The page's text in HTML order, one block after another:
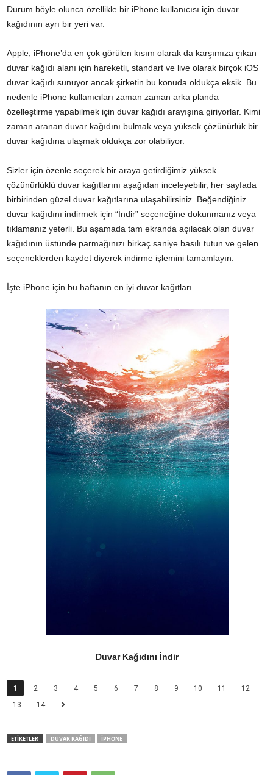
Durum böyle olunca özellikle bir iPhone kullanıcısı için duvar
kağıdının ayrı bir yeri var.
Apple, iPhone’da en çok görülen kısım olarak da karşımıza çıkan
duvar kağıdı alanı için hareketli, standart ve live olarak birçok iOS
duvar kağıdı sunuyor ancak şirketin bu konuda oldukça eksik. Bu
nedenle iPhone kullanıcıları zaman zaman arka planda
özelleştirme yapabilmek için duvar kağıdı arayışına giriyorlar. Kimi
zaman aranan duvar kağıdını bulmak veya yüksek çözünürlük bir
duvar kağıdına ulaşmak oldukça zor olabiliyor.
Sizler için özenle seçerek bir araya getirdiğimiz yüksek
çözünürlüklü duvar kağıtlarını aşağıdan inceleyebilir, her sayfada
birbirinden güzel duvar kağıtlarına ulaşabilirsiniz. Beğendiğiniz
duvar kağıdını indirmek için “İndir” seçeneğine dokunmanız veya
tıklamanız yeterli. Bu aşamada tam ekranda açılacak olan duvar
kağıdının üstünde parmağınızı birkaç saniye basılı tutun ve gelen
seçeneklerden kaydet diyerek indirme işlemini tamamlayın.
İşte iPhone için bu haftanın en iyi duvar kağıtları.
Duvar Kağıdını İndir
1 2 3 4 5 6 7 8 9 10 11
12
13
14
ETİKETLER DUVAR KAĞIDI IPHONE